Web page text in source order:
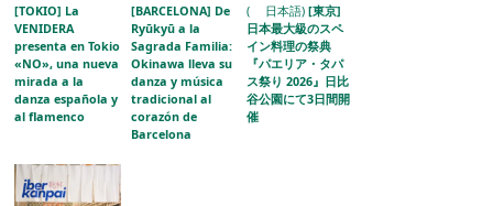
[TOKIO] La
VENIDERA
presenta en Tokio
«NO», una nueva
mirada a la
danza española y
al flamenco
[BARCELONA] De
Ryūkyū a la
Sagrada Familia:
Okinawa lleva su
danza y música
tradicional al
corazón de
Barcelona
( 日本語)[東京]
日本最大級のスペ
イン料理の祭典
『パエリア・タパ
ス祭り 2026』日比
谷公園にて3日間開
催